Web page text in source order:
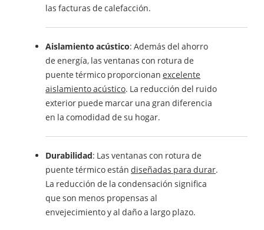
las facturas de calefacción.
Aislamiento acústico: Además del ahorro
de energía, las ventanas con rotura de
puente térmico proporcionanexcelente
aislamiento acústico. La reducción del ruido
exterior puede marcar una gran diferencia
en la comodidad de su hogar.
Durabilidad: Las ventanas con rotura de
puente térmico estándiseñadas para durar.
La reducción de la condensación significa
que son menos propensas al
envejecimiento y al daño a largo plazo.